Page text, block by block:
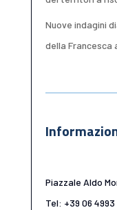
Nuove indagini
della Francesca
Piazzale Aldo
Tel: +39 06